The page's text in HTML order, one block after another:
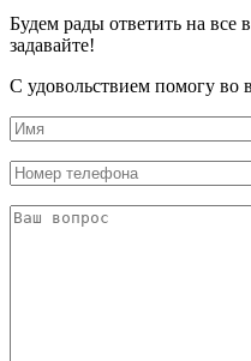
Будем рады ответить на
задавайте!
С удовольствием помогу во